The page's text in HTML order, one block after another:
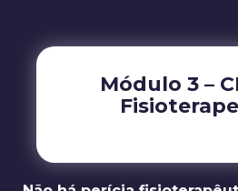
Módulo 3 –